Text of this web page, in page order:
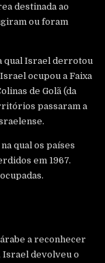
destinada ao
ou foram
qual Israel derrotou
ocupou a Faixa
de Golã (da
passaram a
qual os países
em 1967.
a reconhecer
Israel devolveu o